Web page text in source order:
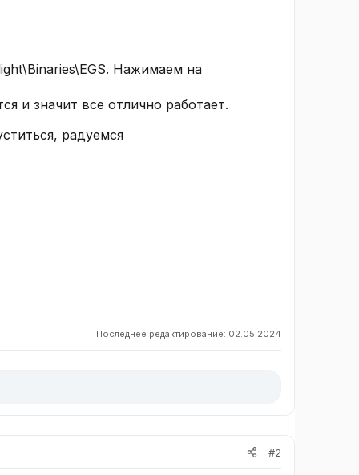
Нажимаем на
и значит все отлично работает.​
радуемся
Последнее редактирование: 02.05.2024
#2